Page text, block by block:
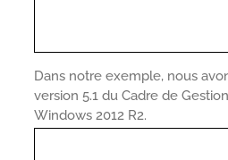
Dans notre exemple, nous
version 5.1 du Cadre de
Windows 2012 R2.